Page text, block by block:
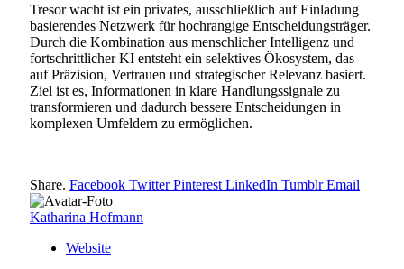
Tresor wacht ist ein privates, ausschließlich auf Einladung
basierendes Netzwerk für hochrangige Entscheidungsträger.
Durch die Kombination aus menschlicher Intelligenz und
fortschrittlicher KI entsteht ein selektives Ökosystem, das
auf Präzision, Vertrauen und strategischer Relevanz basiert.
Ziel ist es, Informationen in klare Handlungssignale zu
transformieren und dadurch bessere Entscheidungen in
komplexen Umfeldern zu ermöglichen.
Share. Facebook Twitter Pinterest LinkedIn Tumblr Email
Katharina Hofmann
Website